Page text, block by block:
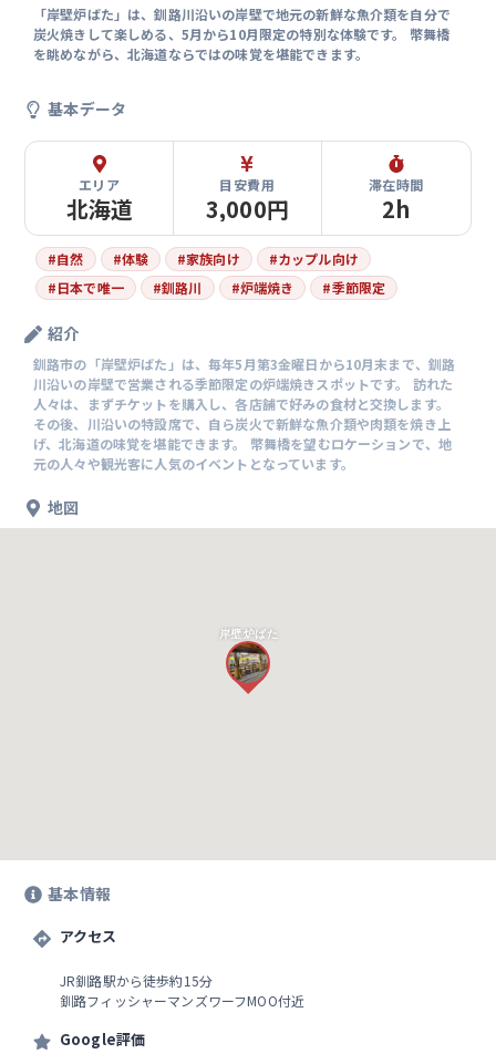
「岸壁炉ばた」は、釧路川沿いの岸壁で地元の新鮮な魚介類を自分で
炭火焼きして楽しめる、5月から10月限定の特別な体験です。 幣舞橋
を眺めながら、北海道ならではの味覚を堪能できます。
基本データ
エリア
北海道
目安費用
3,000円
滞在時間
2h
#自然 #体験 #家族向け #カップル向け
#日本で唯一 #釧路川 #炉端焼き #季節限定
紹介
釧路市の「岸壁炉ばた」は、毎年5月第3金曜日から10月末まで、釧路
川沿いの岸壁で営業される季節限定の炉端焼きスポットです。 訪れた
人々は、まずチケットを購入し、各店舗で好みの食材と交換します。
その後、川沿いの特設席で、自ら炭火で新鮮な魚介類や肉類を焼き上
げ、北海道の味覚を堪能できます。 幣舞橋を望むロケーションで、地
元の人々や観光客に人気のイベントとなっています。
地図
岸壁 炉ばた
基本情報
アクセス
JR釧路駅から徒歩約15分
釧路フィッシャーマンズワーフMOO付近
Google評価